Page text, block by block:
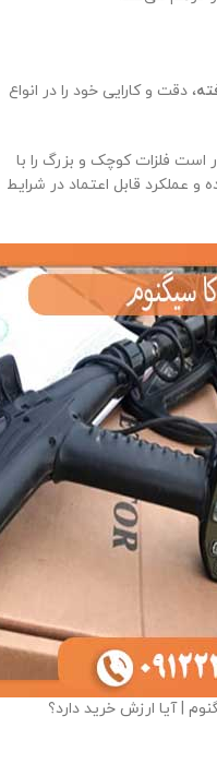
، دقت و کارایی خود را در انواع
فلزات کوچک و بزرگ را با
و عملکرد قابل اعتماد در شرایط
| آیا ارزش خرید دارد؟